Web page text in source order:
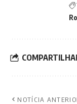
NOTÍCIA